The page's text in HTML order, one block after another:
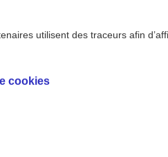
pros :
hausse
utilisent des traceurs afin
cookies